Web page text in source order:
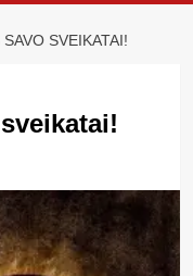
SVEIKATAI!